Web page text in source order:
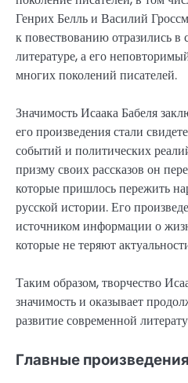
Генрих Белль и Василий
к повествованию отразились в
литературе, а его
многих поколений писателей.
Значимость Исаака Бабеля
его произведения стали
событий и политических
призму своих рассказов он
которые пришлось пережить
русской истории. Его
источником информации о
которые не теряют
Таким образом, творчество
значимость и оказывает
развитие современной
Главные произведения